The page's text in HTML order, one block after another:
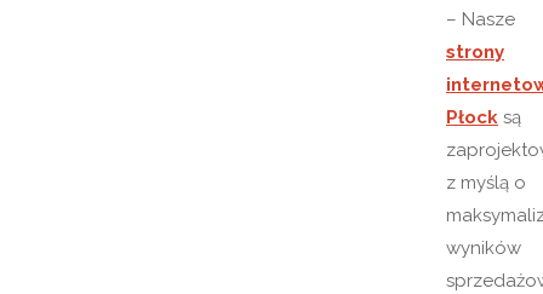
– Nasze
strony
Płock są
z myślą o
wyników